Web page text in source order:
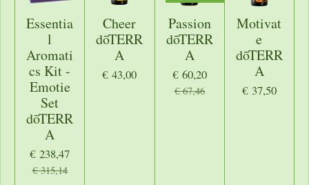
Essentia
l
Aromati
cs Kit -
Emotie
Set
dōTERR
A
€ 238,47
€ 315,14
Cheer
dōTERR
A
€ 43,00
Passion
dōTERR
A
€ 60,20
€ 67,46
Motivat
e
dōTERR
A
€ 37,50